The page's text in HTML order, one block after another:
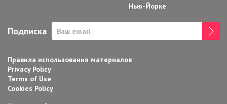
Нью-Йорке
Подписка
Правила использования материалов
Privacy Policy
Terms of Use
Cookies Policy